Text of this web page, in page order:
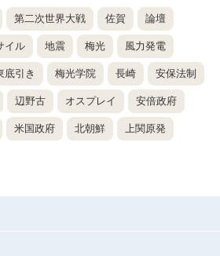
第二次世界大戦 佐賀 論壇
イル 地震 梅光 風力発電
底引き 梅光学院 長崎 安保法制
辺野古 オスプレイ 安倍政府
米国政府 北朝鮮 上関原発